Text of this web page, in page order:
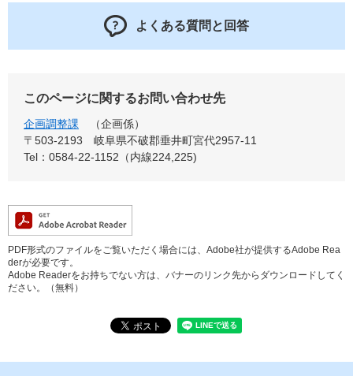
よくある質問と回答
このページに関するお問い合わせ先
企画調整課
企画係
〒503-2193
岐阜県不破郡垂井町宮代2957-11
Tel：0584-22-1152（内線224,225)
PDF形式のファイルをご覧いただく場合には、Adobe社が提供するAdobe Rea
derが必要です。
Adobe Readerをお持ちでない方は、バナーのリンク先からダウンロードしてく
ださい。（無料）